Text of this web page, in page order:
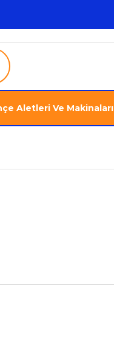
Aletleri Ve Makinaları